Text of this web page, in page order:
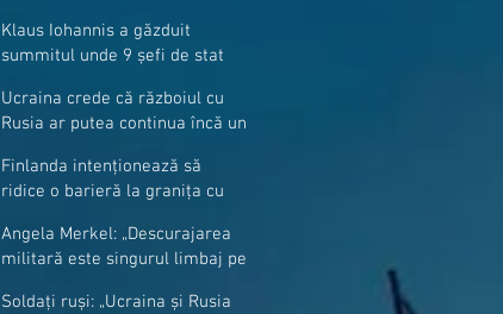
Klaus Iohannis a găzduit
summitul unde 9 șefi de stat
granițe
Ucraina crede că războiul cu
Rusia ar putea continua încă un
Finlanda intenționează să
ridice o barieră la granița cu
Angela Merkel: „Descurajarea
militară este singurul limbaj pe
Soldați ruși: „Ucraina și Rusia